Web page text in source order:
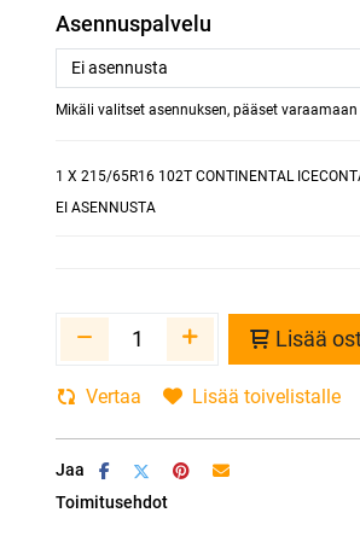
Asennuspalvelu
Mikäli valitset asennuksen, pääset
1 X 215/65R16 102T CONTINENTAL
EI ASENNUSTA
Lisää
Vertaa Lisää toivelistalle
Jaa
Toimitusehdot